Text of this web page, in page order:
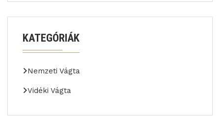
KATEGÓRIÁK
Nemzeti Vágta
Vidéki Vágta